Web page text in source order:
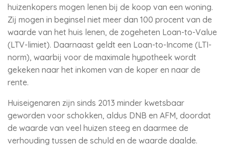
huizenkopers mogen lenen bij de koop van een woning.
Zij mogen in beginsel niet meer dan 100 procent van de
waarde van het huis lenen, de zogeheten Loan-to-Value
(LTV-limiet). Daarnaast geldt een Loan-to-Income (LTI-
norm), waarbij voor de maximale hypotheek wordt
gekeken naar het inkomen van de koper en naar de
rente.
Huiseigenaren zijn sinds 2013 minder kwetsbaar
geworden voor schokken, aldus DNB en AFM, doordat
de waarde van veel huizen steeg en daarmee de
verhouding tussen de schuld en de waarde daalde.